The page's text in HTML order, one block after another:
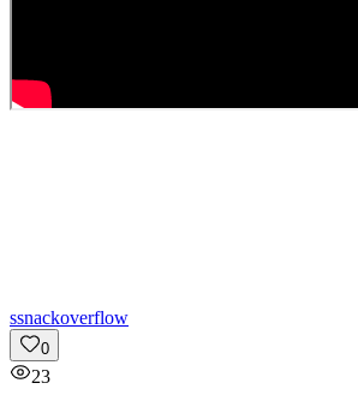
ssnackoverflow
0
23